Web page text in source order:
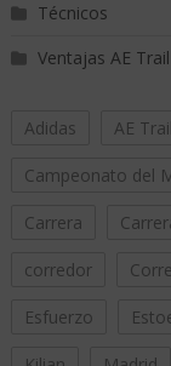
Técnicos
Ventajas AE Trail
Adidas AE Trail
Campeonato del
Carrera
corredor
Esfuerzo